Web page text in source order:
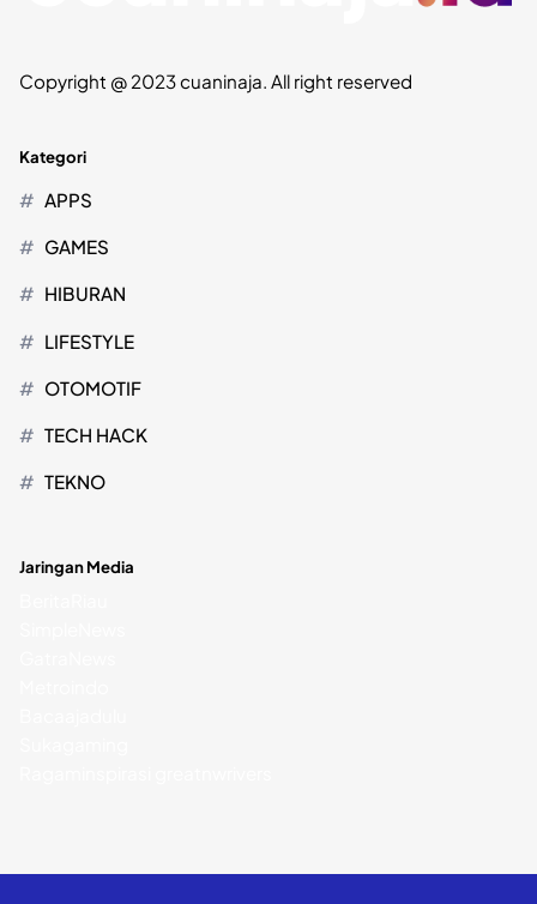
Copyright @ 2023 cuaninaja. All right reserved
Kategori
APPS
GAMES
HIBURAN
LIFESTYLE
OTOMOTIF
TECH HACK
TEKNO
Jaringan Media